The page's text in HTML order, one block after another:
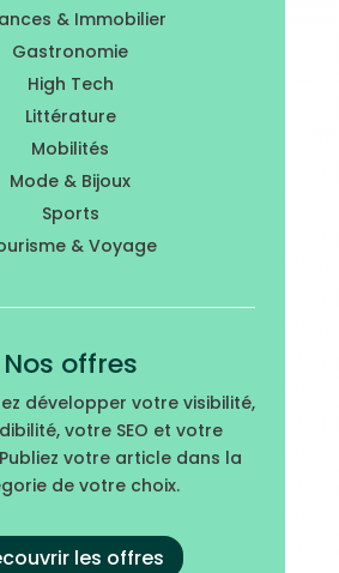
& Immobilier
Gastronomie
High Tech
Littérature
Mobilités
Mode & Bijoux
Sports
& Voyage
Nos offres
développer votre visibilité,
votre SEO et votre
votre article dans la
de votre choix.
les offres